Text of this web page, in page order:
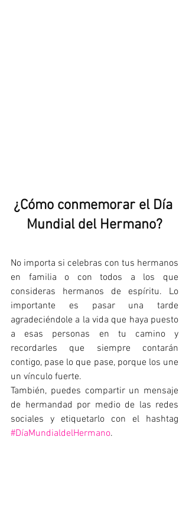
¿Cómo conmemorar el Día
Mundial del Hermano?
No importa si celebras con tus hermanos
en familia o con todos a los que
consideras hermanos de espíritu. Lo
importante es pasar una tarde
agradeciéndole a la vida que haya puesto
a esas personas en tu camino y
recordarles que siempre contarán
contigo, pase lo que pase, porque los une
un vínculo fuerte.
También, puedes compartir un mensaje
de hermandad por medio de las redes
#DíaMundialdelHermano.